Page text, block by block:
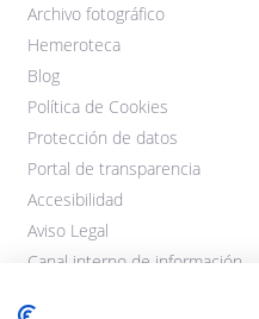
Archivo fotográfico
Hemeroteca
Blog
Política de Cookies
Protección de datos
Portal de transparencia
Accesibilidad
Aviso Legal
Canal interno de información